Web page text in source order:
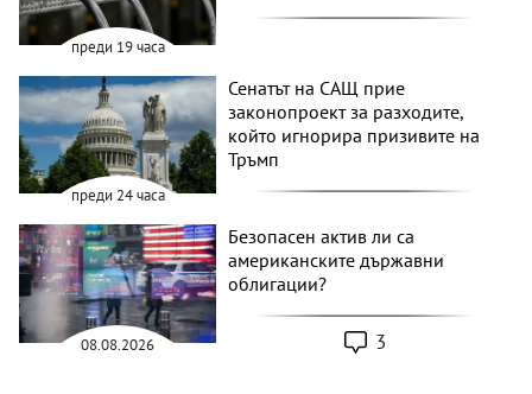
преди 19 часа
преди 24 часа
Сенатът на САЩ прие
законопроект за разходите,
който игнорира призивите на
Тръмп
08.08.2026
Безопасен актив ли са
американските държавни
облигации?
3